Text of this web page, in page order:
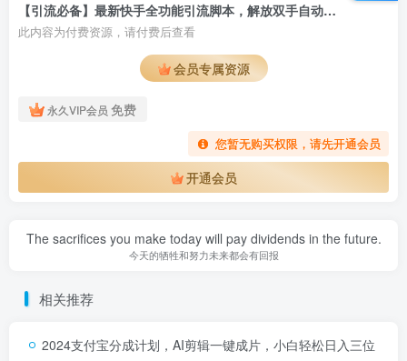
【引流必备】最新快手全功能引流脚本，解放双手自动引流【脚本+教程】
此内容为付费资源，请付费后查看
会员专属资源
永久VIP会员 免费
您暂无购买权限，请先开通会员
开通会员
The sacrifices you make today will pay dividends in the future.
今天的牺牲和努力未来都会有回报
相关推荐
2024支付宝分成计划，AI剪辑一键成片，小白轻松日入三位